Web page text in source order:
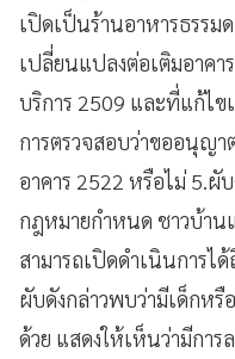
เปิดเป็นร้านอาหารธรรม
เปลี่ยนแปลงต่อเติมอาค
บริการ 2509 และที่แก้ไข
การตรวจสอบว่าขออนุญา
อาคาร 2522 หรือไม่ 5.ผั
กฎหมายกำหนด ชาวบ้าน
สามารถเปิดดำเนินการไ
ผับดังกล่าวพบว่ามีเด็กหรื
ด้วย แสดงให้เห็นว่ามีการ